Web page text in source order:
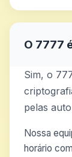
O 7777
Sim, o
pelas
Nossa
horário